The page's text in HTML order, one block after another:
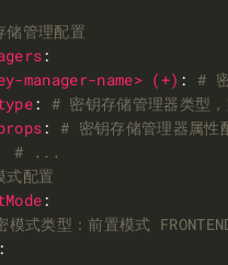
管理配置
manager-name> (+) : #
: # 密钥存储管理器类型
: # 密钥存储管理器属性
# ...
配置
式类型：前置模式